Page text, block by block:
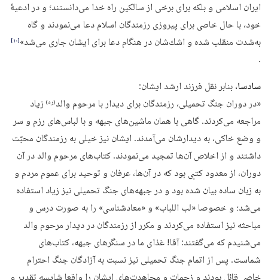
ایران اسلامى و بلكه براى برخى از سالكین راه خدا می‌دانستند؛ و در ادعیۀ
خود، با حال خاصى براى پیروزى رزمندگان اسلام دعا مى‌نمودند و گاه
به‌شدت منقلب شده و اشك‌شان در هنگام دعا براى ایشان جارى مى‌شد»‏[۱۰]‎
.
سادسا،بنابر نقل فرزند ارشد ایشان:
«در دوران جنگ تحمیلى، رزمندگان براى دیدار با مرحوم والد(ره) زیاد
مراجعه می‌كردند. گاهى با همان ماشین‌هاى جبهه و با لباس‌هاى رزم و سر
و وضع خاكى، به دیدارشان مى‌آمدند. ایشان نیز خیلى به رزمندگان محبّت
داشتند و از اخلاص آن‌ها تمجید مى‌نمودند. كتاب‌هاى مرحوم والد در آن
دوران، از معدود كتبى بود كه در آن‌ها، عرفان و توحید براى عموم مردم و
به زبان ساده بیان شده بود و در جبهه‌هاى جنگ تحمیلى نیز زیاد استفاده
مى‌شد؛ و خصوصا «لب اللباب» و «معادشناسى» را به‌ صورت درس و
مباحثه نیز استفاده می‌كردند و مكرر از رزمندگان در دیدار مرحوم والد
مى‌شنیدم كه مى‌گفتند: آقا! غذاى ما در سنگرهاى جبهه، كتاب‌هاى
شماست. پس از اتمام جنگ تحمیلى نیز نسبت به آزادگان جنگ احترام